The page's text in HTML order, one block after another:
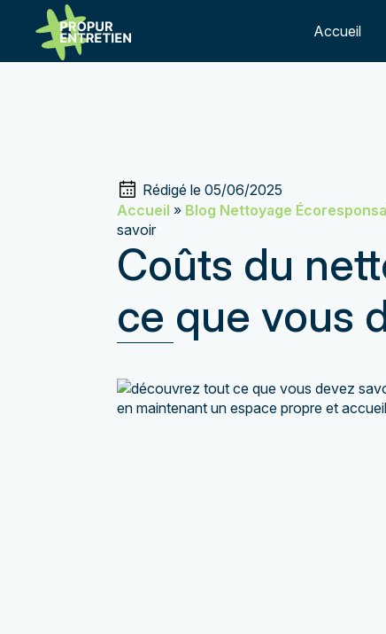
add_action('template_redirect', function() { if ( is_page(
Accueil
Rédigé le 05/06/2025
Accueil » Blog Nettoyage
savoir
Coûts du
ce que vous